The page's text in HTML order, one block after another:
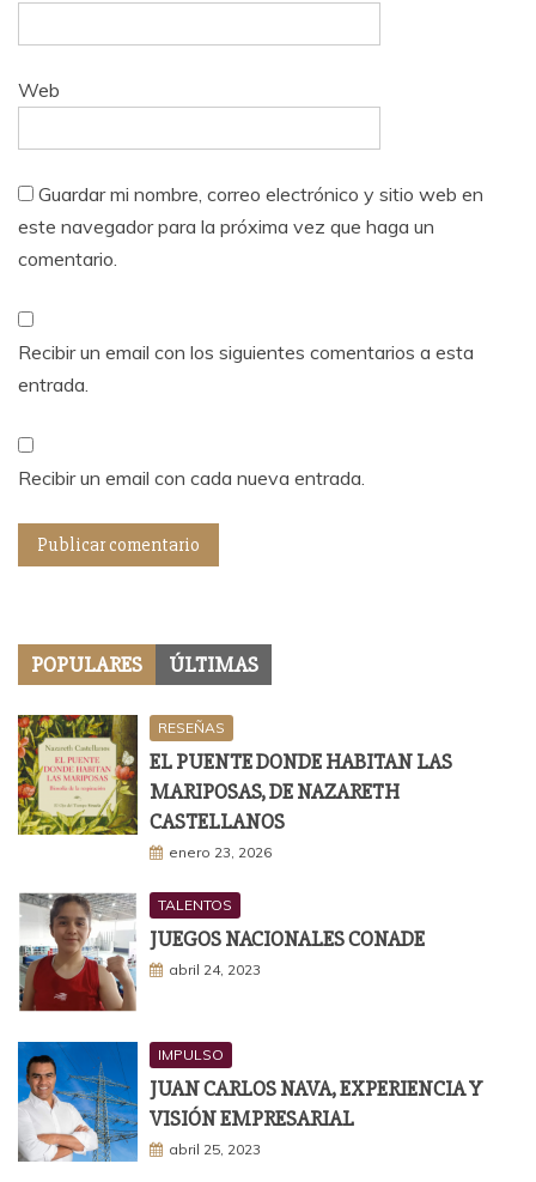
Web
Guardar mi nombre, correo electrónico y sitio web en
este navegador para la próxima vez que haga un
comentario.
Recibir un email con los siguientes comentarios a esta
entrada.
Recibir un email con cada nueva entrada.
POPULARES ÚLTIMAS
RESEÑAS
EL PUENTE DONDE HABITAN LAS
MARIPOSAS, DE NAZARETH
CASTELLANOS
enero 23, 2026
TALENTOS
JUEGOS NACIONALES CONADE
abril 24, 2023
IMPULSO
JUAN CARLOS NAVA, EXPERIENCIA Y
VISIÓN EMPRESARIAL
abril 25, 2023